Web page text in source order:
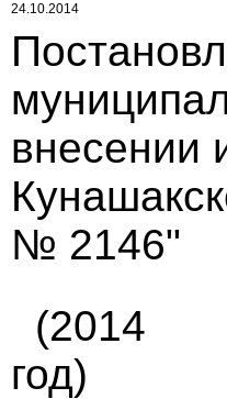
24.10.2014
внесении
№ 2146"
(2014
год)